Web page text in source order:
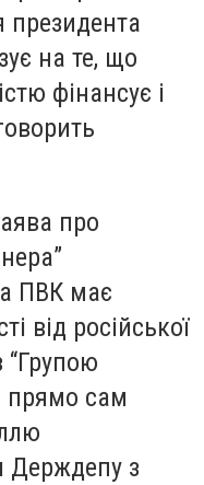
президента
на те, що
фінансує і
про
ПВК має
від російської
“Групою
прямо сам
Держдепу з